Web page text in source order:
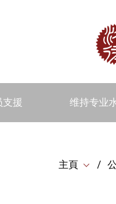
支援 维持专业
主頁